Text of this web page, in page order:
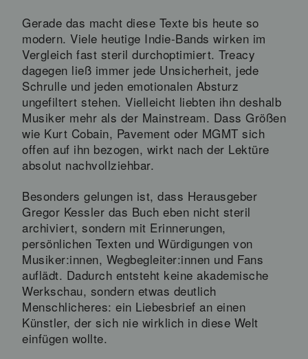
Gerade das macht diese Texte bis heute so
modern. Viele heutige Indie-Bands wirken im
Vergleich fast steril durchoptimiert. Treacy
dagegen ließ immer jede Unsicherheit, jede
Schrulle und jeden emotionalen Absturz
ungefiltert stehen. Vielleicht liebten ihn deshalb
Musiker mehr als der Mainstream. Dass Größen
wie Kurt Cobain, Pavement oder MGMT sich
offen auf ihn bezogen, wirkt nach der Lektüre
absolut nachvollziehbar.
Besonders gelungen ist, dass Herausgeber
Gregor Kessler das Buch eben nicht steril
archiviert, sondern mit Erinnerungen,
persönlichen Texten und Würdigungen von
Musiker:innen, Wegbegleiter:innen und Fans
auflädt. Dadurch entsteht keine akademische
Werkschau, sondern etwas deutlich
Menschlicheres: ein Liebesbrief an einen
Künstler, der sich nie wirklich in diese Welt
einfügen wollte.